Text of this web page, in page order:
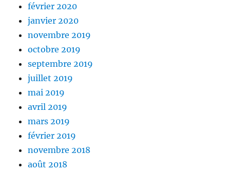
février 2020
janvier 2020
novembre 2019
octobre 2019
septembre 2019
juillet 2019
mai 2019
avril 2019
mars 2019
février 2019
novembre 2018
août 2018